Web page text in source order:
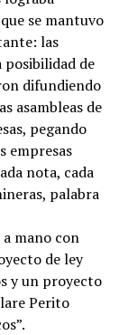
se mantuvo
las
de
difundiendo
asambleas de
pegando
empresas
nota, cada
palabra
mano con
de ley
y un proyecto
Perito